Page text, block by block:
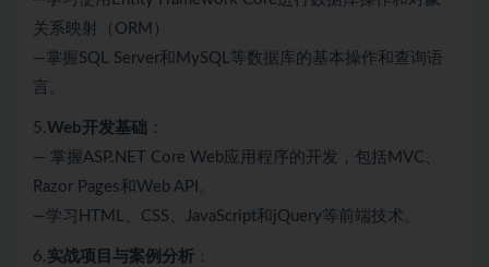
关系映射（ORM）
—掌握SQL Server和MySQL等数据库的基本操作和查询语
言。
5. Web开发基础 ：
— 掌握ASP.NET Core Web应用程序的开发，包括MVC、
Razor Pages和Web API。
—学习HTML、CSS、JavaScript和jQuery等前端技术。
6. 实战项目与案例分析 ：